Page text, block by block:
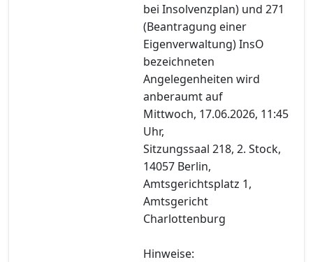
bei Insolvenzplan) und 271
(Beantragung einer
Eigenverwaltung) InsO
bezeichneten
Angelegenheiten wird
anberaumt auf
Mittwoch, 17.06.2026, 11:45
Uhr,
Sitzungssaal 218, 2. Stock,
14057 Berlin,
Amtsgerichtsplatz 1,
Amtsgericht
Charlottenburg
Hinweise: